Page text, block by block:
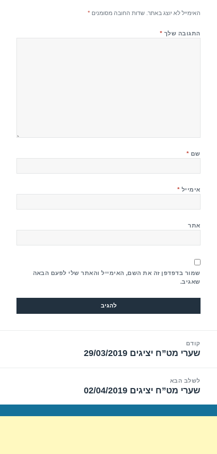
האימייל לא יוצג באתר. שדות החובה מסומנים*
התגובה שלך *
שם *
אימייל *
אתר
שמור בדפדפן זה את השם, האימייל והאתר שלי לפעם הבאה
שאגיב.
קודם
הפוסט
שערי מט”ח יציגים 29/03/2019
לשלב הבא
הפוסט
שערי מט”ח יציגים 02/04/2019